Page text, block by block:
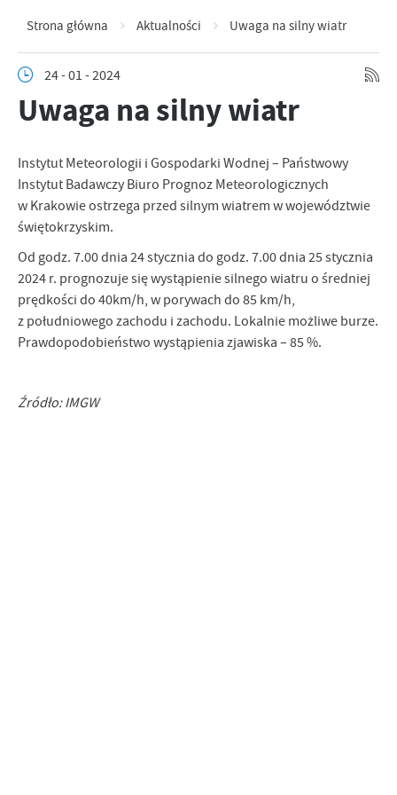
Strona główna Aktualności Uwaga na silny wiatr
24 - 01 - 2024
Uwaga na silny wiatr
Instytut Meteorologii i Gospodarki Wodnej – Państwowy
Instytut Badawczy Biuro Prognoz Meteorologicznych
w Krakowie ostrzega przed silnym wiatrem w województwie
świętokrzyskim.
Od godz. 7.00 dnia 24 stycznia do godz. 7.00 dnia 25 stycznia
2024 r. prognozuje się wystąpienie silnego wiatru o średniej
prędkości do 40km/h, w porywach do 85 km/h,
z południowego zachodu i zachodu. Lokalnie możliwe burze.
Prawdopodobieństwo wystąpienia zjawiska – 85 %.
Źródło: IMGW